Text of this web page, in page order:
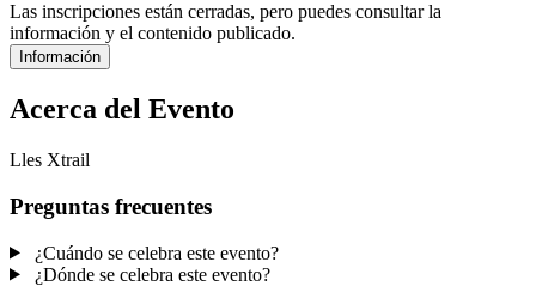
Las inscripciones están cerradas, pero puedes consultar la
información y el contenido publicado.
Información
Acerca del Evento
Lles Xtrail
Preguntas frecuentes
¿Cuándo se celebra este evento?
¿Dónde se celebra este evento?